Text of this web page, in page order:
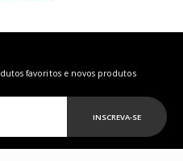
favoritos e novos produtos
INSCREVA-SE